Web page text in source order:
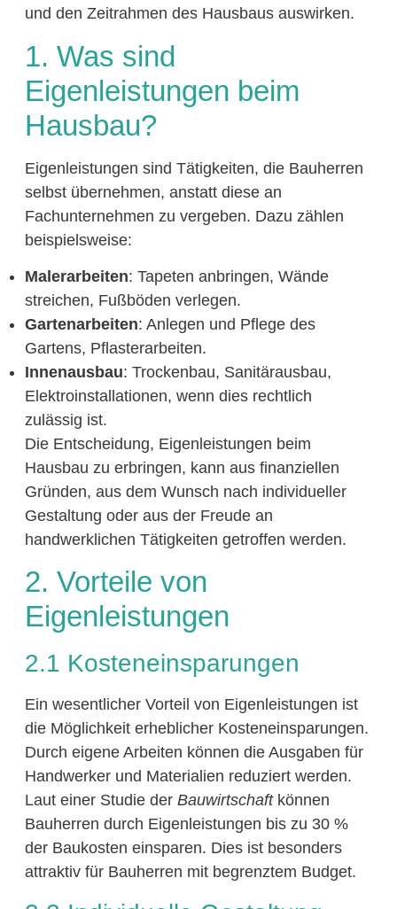
und den Zeitrahmen des Hausbaus auswirken.
1. Was sind
Eigenleistungen beim
Hausbau?
Eigenleistungen sind Tätigkeiten, die Bauherren
selbst übernehmen, anstatt diese an
Fachunternehmen zu vergeben. Dazu zählen
beispielsweise:
Malerarbeiten: Tapeten anbringen, Wände
streichen, Fußböden verlegen.
Gartenarbeiten: Anlegen und Pflege des
Gartens, Pflasterarbeiten.
Innenausbau: Trockenbau, Sanitärausbau,
Elektroinstallationen, wenn dies rechtlich
zulässig ist.
Die Entscheidung, Eigenleistungen beim
Hausbau zu erbringen, kann aus finanziellen
Gründen, aus dem Wunsch nach individueller
Gestaltung oder aus der Freude an
handwerklichen Tätigkeiten getroffen werden.
2. Vorteile von
Eigenleistungen
2.1 Kosteneinsparungen
Ein wesentlicher Vorteil von Eigenleistungen ist
die Möglichkeit erheblicher Kosteneinsparungen.
Durch eigene Arbeiten können die Ausgaben für
Handwerker und Materialien reduziert werden.
Laut einer Studie der Bauwirtschaftkönnen
Bauherren durch Eigenleistungen bis zu 30 %
der Baukosten einsparen. Dies ist besonders
attraktiv für Bauherren mit begrenztem Budget.